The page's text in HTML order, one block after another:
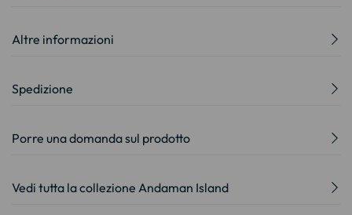
Altre informazioni
Spedizione
Porre una domanda sul prodotto
Vedi tutta la collezione Andaman Island